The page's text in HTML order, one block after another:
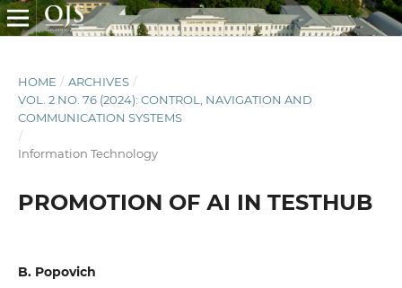
HOME / ARCHIVES /
VOL. 2 NO. 76 (2024): CONTROL, NAVIGATION AND
COMMUNICATION SYSTEMS
/
Information Technology
PROMOTION OF АІ IN TESTHUB
B. Popovich